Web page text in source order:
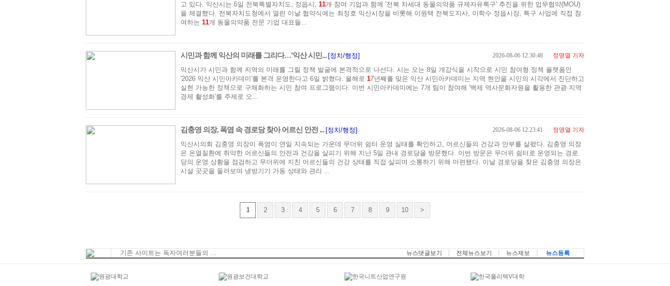
고 있다. 익산시는 6일 전북특별자치도, 정읍시, 11개 참여 기업과 함께 '전북 차세대 동물의약품 규제자유특구' 추진을 위한 업무협약(MOU)
을 체결했다. 전북자치도청에서 열린 이날 협약식에는 최정호 익산시장을 비롯해 이원택 전북도지사, 이학수 정읍시장, 특구 사업에 직접 참
여하는 11개 동물의약품 전문 기업 대표들...
시민과 함께 익산의 미래를 그리다…'익산 시민... [정치/행정] 2026-08-06 12:30:48 정명열 기자
익산시가 시민과 함께 지역의 미래를 그릴 정책 발굴에 본격적으로 나선다. 시는 오는 8일 개강식을 시작으로 시민 참여형 정책 플랫폼인
'2026 익산 시민아카데미'를 본격 운영한다고 6일 밝혔다. 올해로 17년째를 맞은 익산 시민아카데미는 지역 현안을 시민의 시각에서 진단하고
실현 가능한 정책으로 구체화하는 시민 참여 프로그램이다. 이번 시민아카데미에는 7개 팀이 참여해 '백제 역사문화자원을 활용한 관광·지역
경제 활성화'를 주제로 오...
김충영 의장, 폭염 속 경로당 찾아 어르신 안전 ... [정치/행정] 2026-08-06 12:23:41 정명열 기자
익산시의회 김충영 의장이 폭염이 연일 지속되는 가운데 무더위 쉼터 운영 실태를 확인하고, 어르신들의 건강과 안부를 살폈다. 김충영 의장
은 온열질환에 취약한 어르신들의 안전과 건강을 살피기 위해 지난 5일 관내 경로당을 방문했다. 이번 방문은 무더위 쉼터로 운영되는 경로
당의 운영 상황을 점검하고 무더위에 지친 어르신들의 건강 상태를 직접 살피며 소통하기 위해 마련됐다. 이날 경로당을 찾은 김충영 의장은
시설 곳곳을 둘러보며 냉방기기 가동 상태와 관리 ...
1 2 3 4 5 6 7 8 9 10 >
기존 사이트는 독자여러분들의 ... 뉴스댓글보기 전체뉴스보기 뉴스제보 뉴스등록